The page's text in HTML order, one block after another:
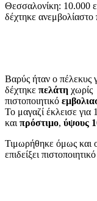
Θεσσαλονίκη: 10.000
δέχτηκε ανεμβολίαστο
Βαρύς ήταν ο πέλεκυς
δέχτηκε πελάτη χωρίς
πιστοποιητικό
Το μαγαζί έκλεισε για
και πρόστιμο, ύψους
Τιμωρήθηκε όμως και
επιδείξει